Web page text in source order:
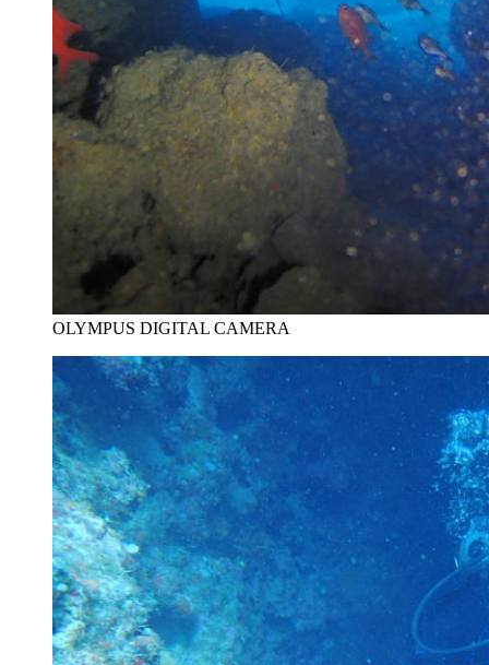
OLYMPUS DIGITAL CAMERA